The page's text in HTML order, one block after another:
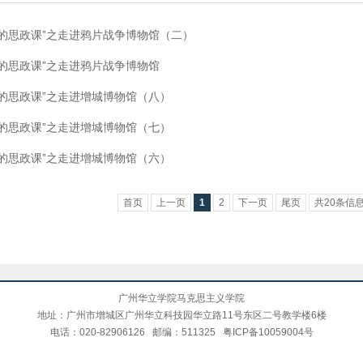
思政课”之走进鸦片战争博物馆（二）
思政课”之走进鸦片战争博物馆
思政课”之走进增城博物馆（八）
思政课”之走进增城博物馆（七）
思政课”之走进增城博物馆（六）
首页 上一页 1 2 下一页 尾页 共20条信
广州华立学院马克思主义学院
地址：广州市增城区广州华立科技园华立路11号东区二号教学楼6楼
电话：020-82906126 邮编：511325 粤ICP备10059004号